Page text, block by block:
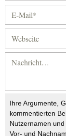
Ihre Argumente,
kommentierten
Nutzernamen
Vor- und